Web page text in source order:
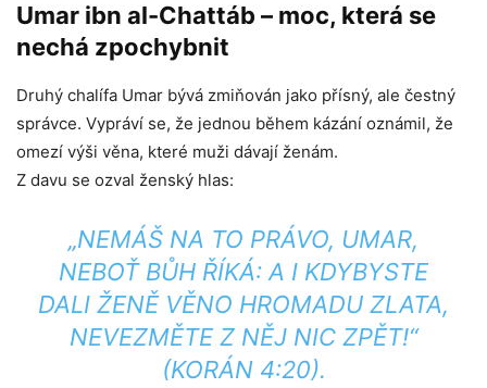
Umar ibn al-Chattáb – moc, která se
nechá zpochybnit
Druhý chalífa Umar bývá zmiňován jako přísný, ale čestný
správce. Vypráví se, že jednou během kázání oznámil, že
omezí výši věna, které muži dávají ženám.
Z davu se ozval ženský hlas:
„NEMÁŠ NA TO PRÁVO, UMAR,
NEBOŤ BŮH ŘÍKÁ: A I KDYBYSTE
DALI ŽENĚ VĚNO HROMADU ZLATA,
NEVEZMĚTE Z NĚJ NIC ZPĚT!“
(KORÁN 4:20).